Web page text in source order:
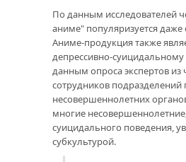
По данным исследователей
аниме" популяризуется даже
Аниме-продукция также
депрессивно-суицидальному
данным опроса экспертов из
сотрудников подразделений
несовершеннолетних
многие
суицидального поведения,
субкультурой.